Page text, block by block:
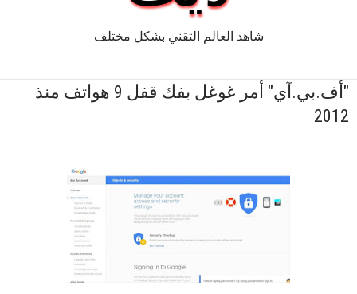
شاهد العالم التقني بشكل مختلف
"أف.بي.آي" أمر غوغل بفك قفل 9 هواتف منذ
2012